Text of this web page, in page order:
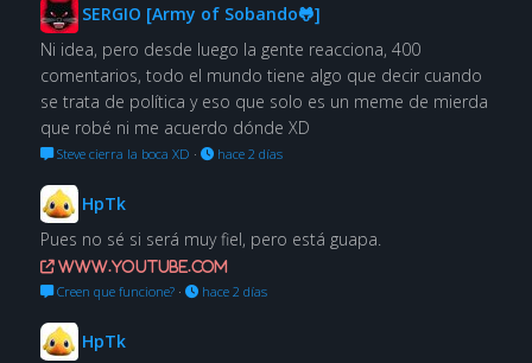
SERGIO [Army of Sobando🐸]
Ni idea, pero desde luego la gente reacciona, 400
comentarios, todo el mundo tiene algo que decir cuando
se trata de política y eso que solo es un meme de mierda
que robé ni me acuerdo dónde XD
Steve cierra la boca XD · hace 2 días
HpTk
Pues no sé si será muy fiel, pero está guapa.
www.youtube.com
Creen que funcione?· hace 2 días
HpTk